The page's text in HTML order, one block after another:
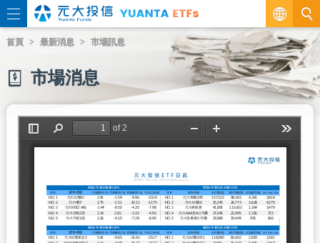
繁
EN
首頁 最新消息 市場訊息
市場消息